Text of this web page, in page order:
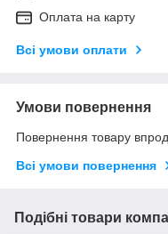
Оплата на карту
Всі умови оплати
Умови повернення
Повернення товару
Всі умови повернення
Подібні товари